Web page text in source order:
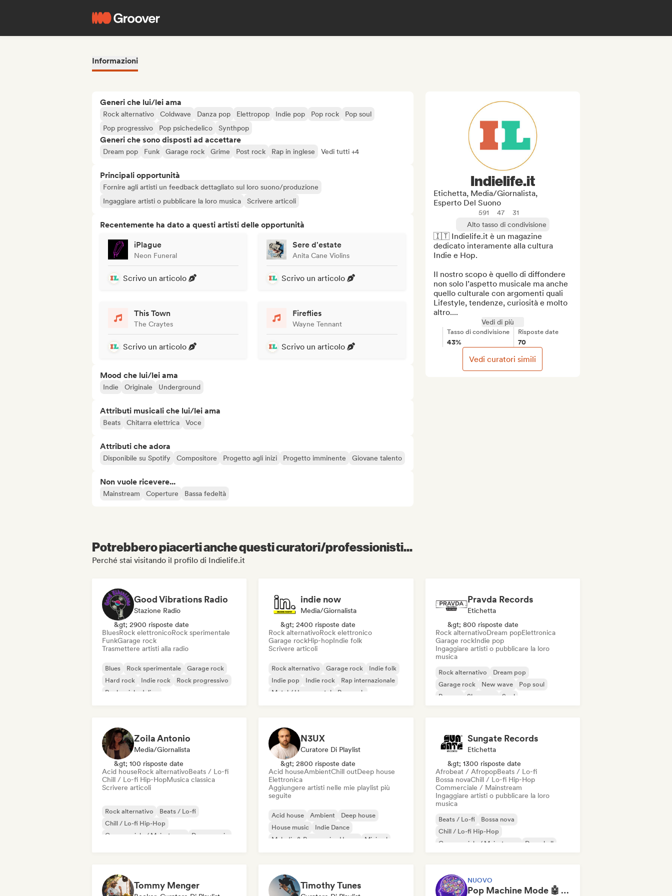
Informazioni
Generi che lui/lei ama
Rock alternativo Coldwave Danza pop Elettropop Indie pop Pop rock
Pop soul
Pop progressivo
Pop psichedelico Synthpop
Generi che sono disposti ad accettare
Dream pop Funk Garage rock Grime Post rock Rap in inglese Vedi tutti +4
Principali opportunità
Fornire agli artisti un feedback dettagliato sul loro suono/produzione
Ingaggiare artisti o pubblicare la loro musica
Scrivere articoli
Recentemente ha dato a questi artisti delle opportunità
iPlague
Neon Funeral
Scrivo un articolo
Sere d'estate
Anita Cane Violins
Scrivo un articolo
This Town
The Craytes
Scrivo un articolo
Fireflies
Wayne Tennant
Scrivo un articolo
Mood che lui/lei ama
Indie Originale Underground
Attributi musicali che lui/lei ama
Beats Chitarra elettrica Voce
Attributi che adora
Disponibile su Spotify Compositore Progetto agli inizi Progetto imminente Giovane talento
Non vuole ricevere...
Mainstream Coperture Bassa fedeltà
Indielife.it
Etichetta, Media/Giornalista,
Esperto Del Suono
591 47
31
Alto tasso di condivisione
🇮🇹 Indielife.it è un magazine
dedicato interamente alla cultura
Indie e Hop.
Il nostro scopo è quello di diffondere
non solo l’aspetto musicale ma anche
quello culturale con argomenti quali
Lifestyle, tendenze, curiosità e molto
altro....
Vedi di più
Tasso di condivisione
43%
Risposte date
70
Vedi curatori simili
Potrebbero piacerti anche questi curatori/professionisti...
Perché stai visitando il profilo di Indielife.it
Good Vibrations Radio
Stazione Radio
&gt; 2900 risposte date
BluesRock elettronicoRock sperimentale
FunkGarage rock
Trasmettere artisti alla radio
Blues Rock sperimentale
Garage rock
Hard rock
Indie rock
Rock progressivo
Rock psichedelico
indie now
Media/Giornalista
&gt; 2400 risposte date
Rock alternativoRock elettronico
Garage rockHip-hopIndie folk
Scrivere articoli
Rock alternativo Garage rock
Indie folk
Indie pop
Indie rock
Rap internazionale
Metal / Heavy metal
Pop rock
Pravda Records
Etichetta
&gt; 800 risposte date
Rock alternativoDream popElettronica
Garage rockIndie pop
Ingaggiare artisti o pubblicare la loro
musica
Rock alternativo
Dream pop
Garage rock
New wave
Pop soul
Reggae
Shoegaze Soul
Zoila Antonio
Media/Giornalista
&gt; 100 risposte date
Acid houseRock alternativoBeats / Lo-fi
Chill / Lo-fi Hip-HopMusica classica
Scrivere articoli
Rock alternativo
Beats / Lo-fi
Chill / Lo-fi Hip-Hop
Commerciale / Mainstream
Dance music
N3UX
Curatore Di Playlist
&gt; 2800 risposte date
Acid houseAmbientChill outDeep house
Elettronica
Aggiungere artisti nelle mie playlist più
seguite
Acid house Ambient
Deep house
House music
Indie Dance
Melodic & Progressive House
Minimal
Sungate Records
Etichetta
&gt; 1300 risposte date
Afrobeat / AfropopBeats / Lo-fi
Bossa novaChill / Lo-fi Hip-Hop
Commerciale / Mainstream
Ingaggiare artisti o pubblicare la loro
musica
Beats / Lo-fi
Bossa nova
Chill / Lo-fi Hip-Hop
Commerciale / Mainstream
Dancehall
Tommy Menger Timothy Tunes NUOVO
Pop Machine Mode 🤖 AI Music, Indie Pop & Dream Pop